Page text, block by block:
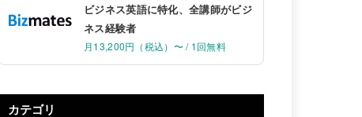
ビジネス英語に特化、全講師がビジ
ネス経験者
月13,200円（税込）〜 / 1回無料
カテゴリ